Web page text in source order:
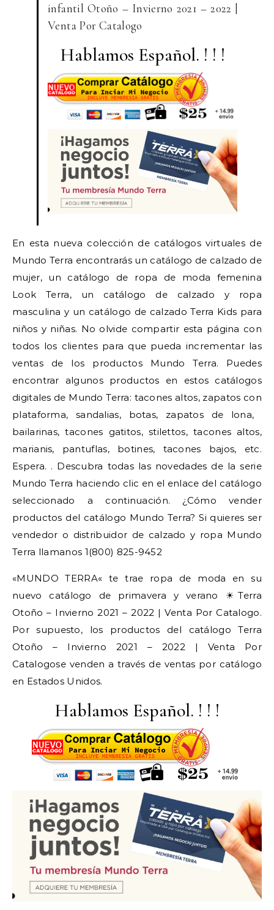
infantil Otoño – Invierno 2021 – 2022 |
Venta Por Catalogo
Hablamos Español. ! ! !
En esta nueva colección de catálogos virtuales de
Mundo Terra encontrarás un catálogo de calzado de
mujer, un catálogo de ropa de moda femenina
Look Terra, un catálogo de calzado y ropa
masculina y un catálogo de calzado Terra Kids para
niños y niñas. No olvide compartir esta página con
todos los clientes para que pueda incrementar las
ventas de los productos Mundo Terra. Puedes
encontrar algunos productos en estos catálogos
digitales de Mundo Terra: tacones altos, zapatos con
plataforma, sandalias, botas, zapatos de lona, ​​
bailarinas, tacones gatitos, stilettos, tacones altos,
marianis, pantuflas, botines, tacones bajos, etc.
Espera. . Descubra todas las novedades de la serie
Mundo Terra haciendo clic en el enlace del catálogo
seleccionado a continuación. ¿Cómo vender
productos del catálogo Mundo Terra? Si quieres ser
vendedor o distribuidor de calzado y ropa Mundo
Terra llamanos 1(800) 825-9452
«MUNDO TERRA« te trae ropa de moda en su
nuevo catálogo de primavera y verano ☀Terra
Otoño – Invierno 2021 – 2022 | Venta Por Catalogo.
Por supuesto, los productos del catálogo Terra
Otoño – Invierno 2021 – 2022 | Venta Por
Catalogose venden a través de ventas por catálogo
en Estados Unidos.
Hablamos Español. ! ! !